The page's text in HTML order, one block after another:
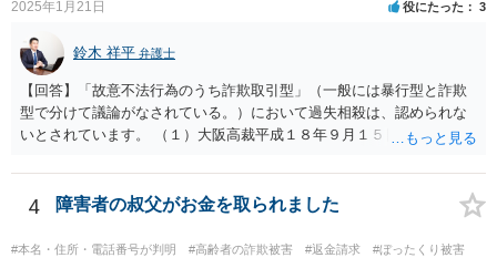
2025年1月21日 役にたった 3
鈴木 祥平 弁護士
【回答】「故意不法行為のうち詐欺取引型」（一般には暴行型と詐欺
型で分けて議論がなされている。）において過失相殺は、認められな
いとされています。 （１）大阪高裁平成１８年９月１５日裁判例 裁判
相殺は、本来文字通り過失のある当事者同士の損害の公平な分担調整
のための法制度であり、元来故意の不法行為の場合にはなじまないも
もって一方的に被害者に対して仕掛けるものであり、根本的に被害者
4 障害者の叔父がお金を取られました
#本名・住所・電話番号が判明 #高齢者の詐欺被害 #返金請求
#ぼったくり被害